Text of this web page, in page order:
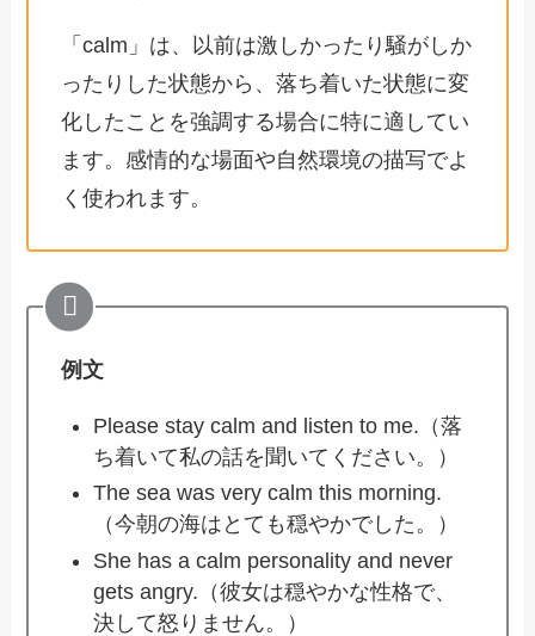
「calm」は、以前は激しかったり騒がしか
ったりした状態から、落ち着いた状態に変
化したことを強調する場合に特に適してい
ます。感情的な場面や自然環境の描写でよ
く使われます。
例文
Please stay calm and listen to me.（落
ち着いて私の話を聞いてください。）
The sea was very calm this morning.
（今朝の海はとても穏やかでした。）
She has a calm personality and never
gets angry.（彼女は穏やかな性格で、
決して怒りません。）